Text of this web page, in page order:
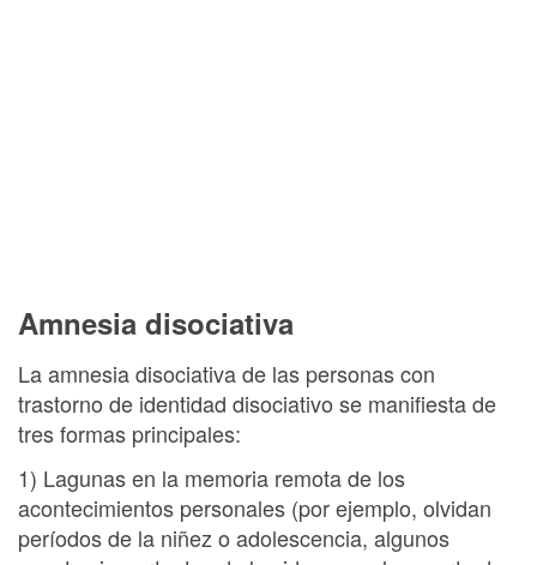
Amnesia disociativa
La amnesia disociativa de las personas con
trastorno de identidad disociativo se manifiesta de
tres formas principales:
1) Lagunas en la memoria remota de los
acontecimientos personales (por ejemplo, olvidan
períodos de la niñez o adolescencia, algunos